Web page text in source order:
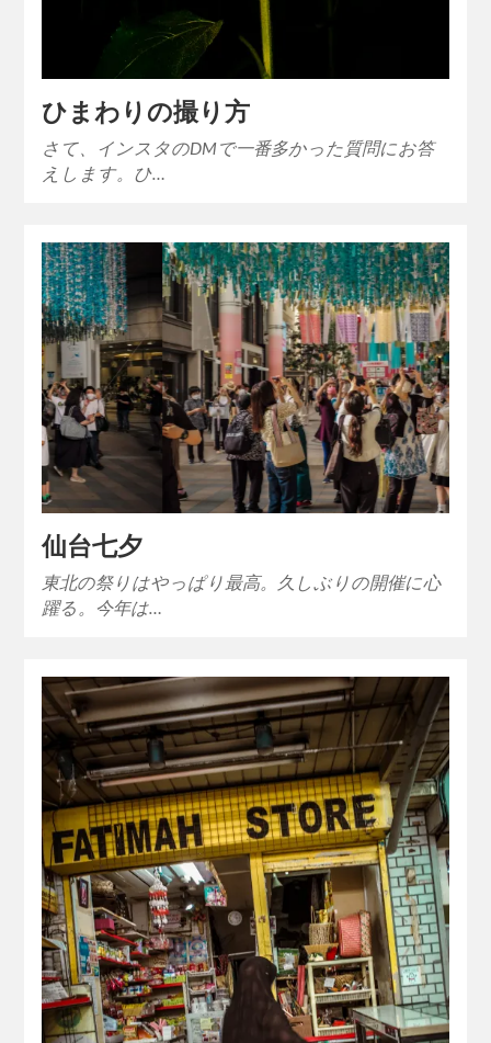
ひまわりの撮り方
さて、インスタのDMで一番多かった質問にお答
えします。ひ…
仙台七夕
東北の祭りはやっぱり最高。久しぶりの開催に心
躍る。今年は…